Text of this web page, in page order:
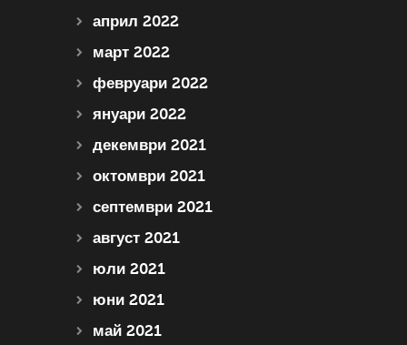
април 2022
март 2022
февруари 2022
януари 2022
декември 2021
октомври 2021
септември 2021
август 2021
юли 2021
юни 2021
май 2021